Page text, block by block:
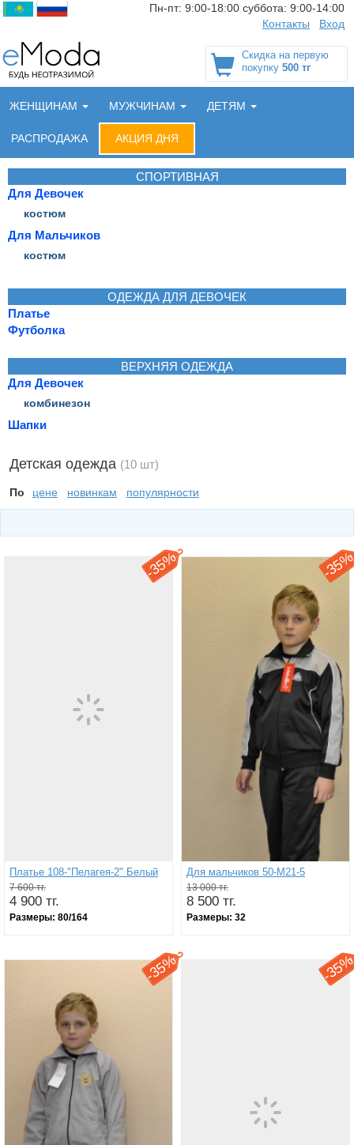
Пн-пт: 9:00-18:00 суббота: 9:00-14:00
Контакты
Вход
Скидка на первую
покупку 500 тг
ЖЕНЩИНАМ МУЖЧИНАМ ДЕТЯМ
РАСПРОДАЖА АКЦИЯ ДНЯ
СПОРТИВНАЯ
Для Девочек
костюм
Для Мальчиков
костюм
ОДЕЖДА ДЛЯ ДЕВОЧЕК
Платье
Футболка
ВЕРХНЯЯ ОДЕЖДА
Для Девочек
комбинезон
Шапки
Детская одежда (10 шт)
По цене новинкам популярности
-
35%
Платье 108-"Пелагея-2" Белый
7 600 тг.
4 900 тг.
Размеры: 80/164
-
Для мальчиков 50-М21-5
13 000 тг.
8 500 тг.
Размеры: 32
-
35% -